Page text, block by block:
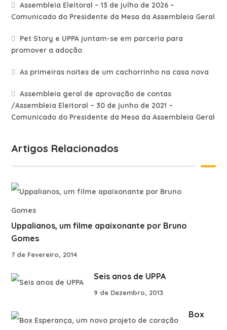
Assembleia Eleitoral – 13 de julho de 2026 –
Comunicado do Presidente da Mesa da Assembleia Geral
Pet Story e UPPA juntam-se em parceria para
promover a adoção
As primeiras noites de um cachorrinho na casa nova
Assembleia geral de aprovação de contas
/Assembleia Eleitoral – 30 de junho de 2021 –
Comunicado do Presidente da Mesa da Assembleia Geral
Artigos Relacionados
Uppalianos, um filme apaixonante por Bruno
Gomes
7 de Fevereiro, 2014
Seis anos de UPPA
9 de Dezembro, 2013
Box